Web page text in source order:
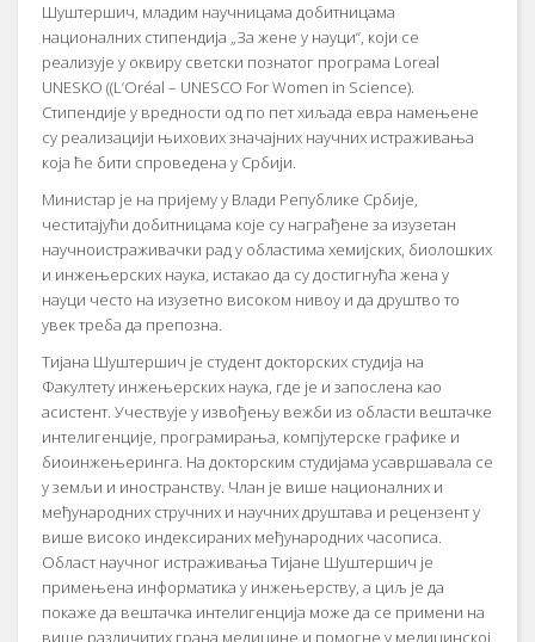
Шуштершич, младим научницама добитницама
националних стипендија „За жене у науци“, који се
реализује у оквиру светски познатог програма Loreal
UNESKO ((L’Oréal – UNESCO For Women in Science).
Стипендије у вредности од по пет хиљада евра намењене
су реализацији њихових значајних научних истраживања
која ће бити спроведена у Србији.
Министар је на пријему у Влади Републике Србије,
честитајући добитницама које су награђене за изузетан
научноистраживачки рад у областима хемијских, биолошких
и инжењерских наука, истакао да су достигнућа жена у
науци често на изузетно високом нивоу и да друштво то
увек треба да препозна.
Тијана Шуштершич је студент докторских студија на
Факултету инжењерских наука, где је и запослена као
асистент. Учествује у извођењу вежби из области вештачке
интелигенције, програмирања, компјутерске графике и
биоинжењеринга. На докторским студијама усавршавала се
у земљи и иностранству. Члан је више националних и
међународних стручних и научних друштава и рецензент у
више високо индексираних међународних часописа.
Област научног истраживања Тијане Шуштершич је
примењена информатика у инжењерству, а циљ је да
покаже да вештачка интелигенција може да се примени на
више различитих грана медицине и помогне у медицинској